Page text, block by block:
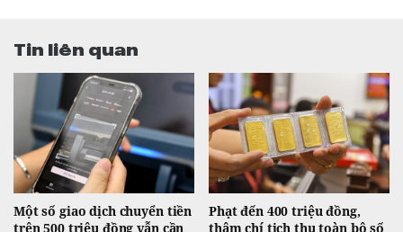
Tin liên quan
Một số giao dịch chuyển tiền
trên 500 triệu đồng vẫn cần
Phạt đến 400 triệu đồng,
thậm chí tịch thu toàn bộ số